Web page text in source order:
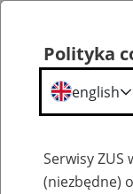
Polityka
english
Serwisy ZUS
(niezbędne)